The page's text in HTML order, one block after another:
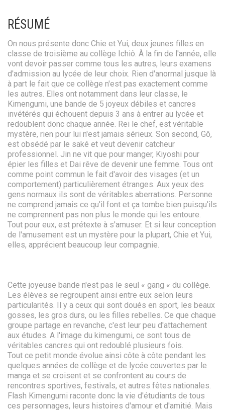
RÉSUMÉ
On nous présente donc Chie et Yui, deux jeunes filles en
classe de troisième au collège Ichiô. À la fin de l'année, elle
vont devoir passer comme tous les autres, leurs examens
d'admission au lycée de leur choix. Rien d'anormal jusque là
à part le fait que ce collège n'est pas exactement comme
les autres. Elles ont notamment dans leur classe, le
Kimengumi, une bande de 5 joyeux débiles et cancres
invétérés qui échouent depuis 3 ans à entrer au lycée et
redoublent donc chaque année. Rei le chef, est véritable
mystère, rien pour lui n'est jamais sérieux. Son second, Gô,
est obsédé par le saké et veut devenir catcheur
professionnel. Jin ne vit que pour manger, Kiyoshi pour
épier les filles et Dai rêve de devenir une femme. Tous ont
comme point commun le fait d'avoir des visages (et un
comportement) particulièrement étranges. Aux yeux des
gens normaux ils sont de véritables aberrations. Personne
ne comprend jamais ce qu'il font et ça tombe bien puisqu'ils
ne comprennent pas non plus le monde qui les entoure.
Tout pour eux, est prétexte à s'amuser. Et si leur conception
de l'amusement est un mystère pour la plupart, Chie et Yui,
elles, apprécient beaucoup leur compagnie.
Cette joyeuse bande n'est pas le seul « gang « du collège.
Les élèves se regroupent ainsi entre eux selon leurs
particularités. Il y a ceux qui sont doués en sport, les beaux
gosses, les gros durs, ou les filles rebelles. Ce que chaque
groupe partage en revanche, c'est leur peu d'attachement
aux études. A l'image du kimengumi, ce sont tous de
véritables cancres qui ont redoublé plusieurs fois.
Tout ce petit monde évolue ainsi côte à côte pendant les
quelques années de collège et de lycée couvertes par le
manga et se croisent et se confrontent au cours de
rencontres sportives, festivals, et autres fêtes nationales.
Flash Kimengumi raconte donc la vie d'étudiants de tous
ces personnages, leurs histoires d'amour et d'amitié. Mais